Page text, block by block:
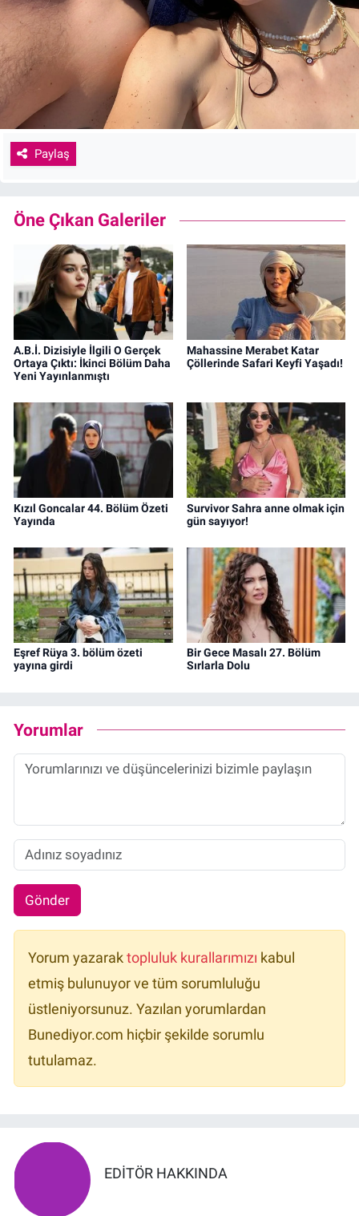
Paylaş
Öne Çıkan Galeriler
A.B.İ. Dizisiyle İlgili O Gerçek
Ortaya Çıktı: İkinci Bölüm Daha
Yeni Yayınlanmıştı
Mahassine Merabet Katar
Çöllerinde Safari Keyfi Yaşadı!
Kızıl Goncalar 44. Bölüm Özeti
Yayında
Survivor Sahra anne olmak için
gün sayıyor!
Eşref Rüya 3. bölüm özeti
yayına girdi
Bir Gece Masalı 27. Bölüm
Sırlarla Dolu
Yorumlar
Gönder
Yorum yazarak topluluk kurallarımızı kabul
etmiş bulunuyor ve tüm sorumluluğu
üstleniyorsunuz. Yazılan yorumlardan
Bunediyor.com hiçbir şekilde sorumlu
tutulamaz.
EDITÖR HAKKINDA